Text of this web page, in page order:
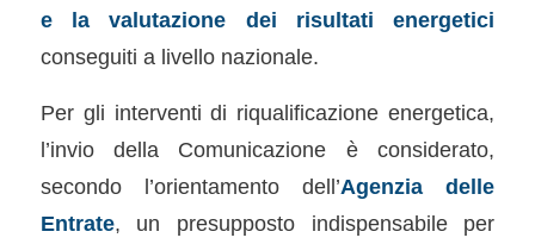
e la valutazione dei risultati energetici
conseguiti a livello nazionale.
Per gli interventi di riqualificazione energetica,
l’invio della Comunicazione è considerato,
secondo l’orientamento dell’Agenzia delle
Entrate, un presupposto indispensabile per